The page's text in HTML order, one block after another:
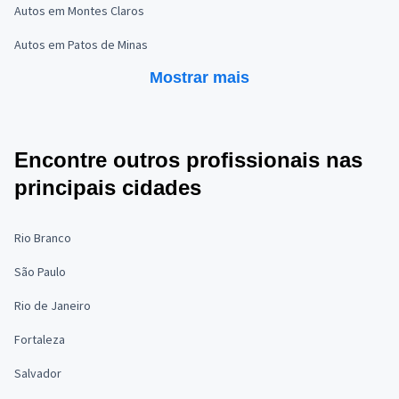
Autos em Montes Claros
Autos em Patos de Minas
Mostrar mais
Encontre outros profissionais nas
principais cidades
Rio Branco
São Paulo
Rio de Janeiro
Fortaleza
Salvador